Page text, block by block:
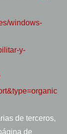
windows-
y-
de terceros,
de